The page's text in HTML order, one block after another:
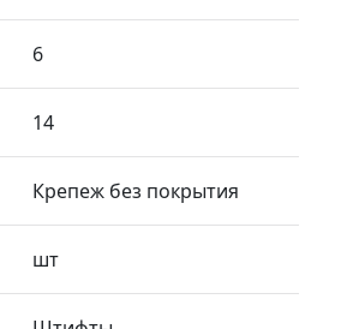
6
14
Крепеж без покрытия
шт